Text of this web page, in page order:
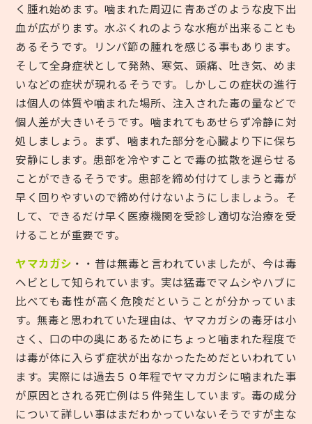
く腫れ始めます。噛まれた周辺に青あざのような皮下出
血が広がります。水ぶくれのような水疱が出来ることも
あるそうです。リンパ節の腫れを感じる事もあります。
そして全身症状として発熱、寒気、頭痛、吐き気、めま
いなどの症状が現れるそうです。しかしこの症状の進行
は個人の体質や噛まれた場所、注入された毒の量などで
個人差が大きいそうです。噛まれてもあせらず冷静に対
処しましょう。まず、噛まれた部分を心臓より下に保ち
安静にします。患部を冷やすことで毒の拡散を遅らせる
ことができるそうです。患部を締め付けてしまうと毒が
早く回りやすいので締め付けないようにしましょう。そ
して、できるだけ早く医療機関を受診し適切な治療を受
けることが重要です。
ヤマカガシ ・・昔は無毒と言われていましたが、今は毒
ヘビとして知られています。実は猛毒でマムシやハブに
比べても毒性が高く危険だということが分かっていま
す。無毒と思われていた理由は、ヤマカガシの毒牙は小
さく、口の中の奥にあるためにちょっと噛まれた程度で
は毒が体に入らず症状が出なかったためだといわれてい
ます。実際には過去５０年程でヤマカガシに噛まれた事
が原因とされる死亡例は５件発生しています。毒の成分
について詳しい事はまだわかっていないそうですが主な